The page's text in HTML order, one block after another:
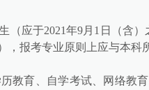
（应于2021年9月1日（含
报考专业原则上应与本科
教育、自学考试、网络教